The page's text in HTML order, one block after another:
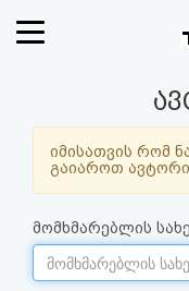
ფოსტა
კითხვა-
იმისათვის რომ
გაიაროთ
მომხმარებლის